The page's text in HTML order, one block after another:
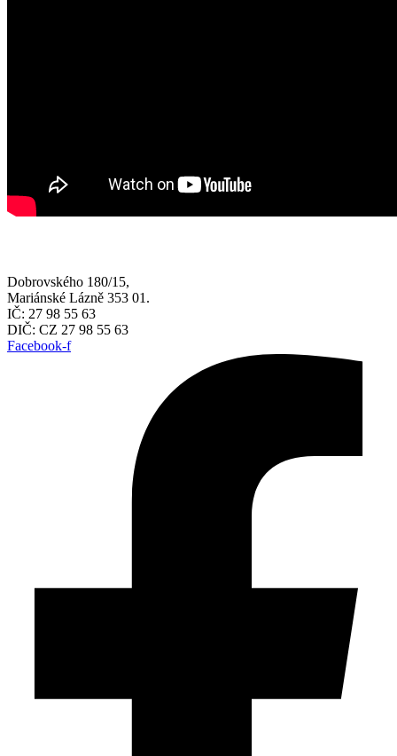
Dobrovského 180/15,
Mariánské Lázně 353 01.
IČ: 27 98 55 63
DIČ: CZ 27 98 55 63
Facebook-f